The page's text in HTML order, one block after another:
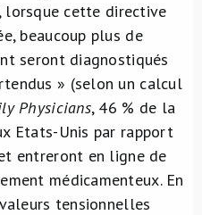
lorsque cette directive
beaucoup plus de
seront diagnostiqués
» (selon un calcul
Physicians, 46 % de la
Etats-Unis par rapport
entreront en ligne de
médicamenteux. En
tensionnelles